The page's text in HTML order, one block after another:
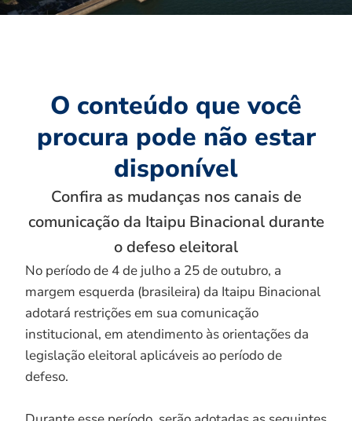
O conteúdo que você
procura pode não estar
disponível
Confira as mudanças nos canais de
comunicação da Itaipu Binacional durante
o defeso eleitoral
No período de 4 de julho a 25 de outubro, a
margem esquerda (brasileira) da Itaipu Binacional
adotará restrições em sua comunicação
institucional, em atendimento às orientações da
legislação eleitoral aplicáveis ao período de
defeso.